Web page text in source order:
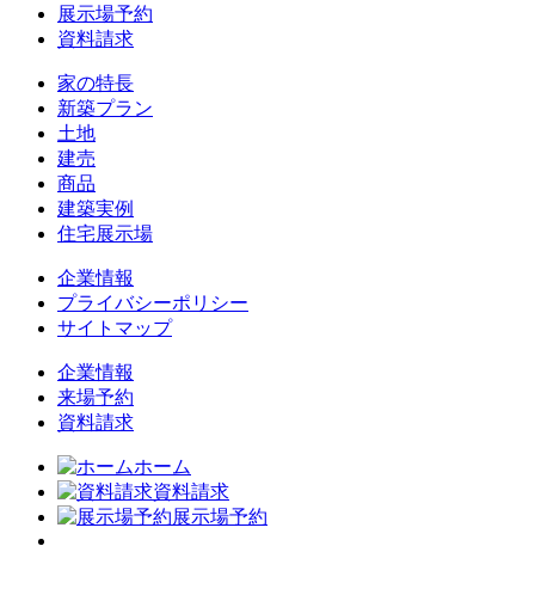
展示場予約
資料請求
家の特長
新築プラン
土地
建売
商品
建築実例
住宅展示場
企業情報
プライバシーポリシー
サイトマップ
企業情報
来場予約
資料請求
ホーム
資料請求
展示場予約